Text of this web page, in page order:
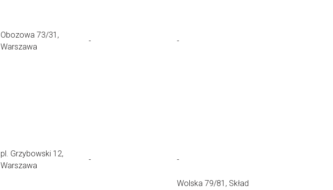
Obozowa 73/31,
Warszawa
- -
pl. Grzybowski 12,
Warszawa
- -
Wolska 79/81, Skład